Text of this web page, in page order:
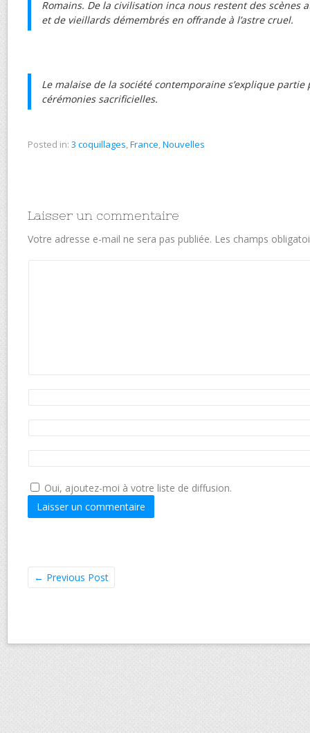
Romains. De la civilisation inca nous restent des scènes
et de vieillards démembrés en offrande à l’astre cruel.
Le malaise de la société contemporaine s’explique partie
cérémonies sacrificielles.
Posted in: 3 coquillages,France,Nouvelles
Laisser un commentaire
Votre adresse e-mail ne sera pas publiée. Les champs
Oui, ajoutez-moi à votre liste de diffusion.
← Previous Post